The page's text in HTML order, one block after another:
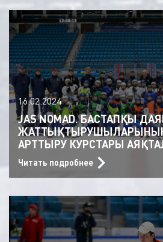
16.02.2024
JAS NOMAD. БАСТАПҚЫ
ЖАТТЫҚТЫРУШЫЛАРЫНЫҢ
АРТТЫРУ КУРСТАРЫ
Читать подробнее